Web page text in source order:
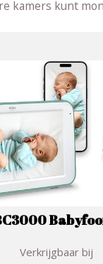
kamers kunt
Verkrijgbaar bij